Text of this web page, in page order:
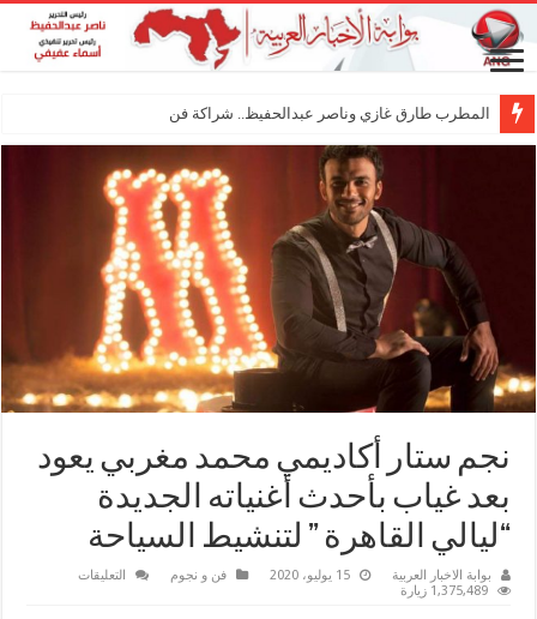
المطرب طارق غازي وناصر عبدالحفيظ.. شراكة فنية ترسم ملامح مس
نجم ستار أكاديمي محمد مغربي يعود
بعد غياب بأحدث أغنياته الجديدة
“ليالي القاهرة ” لتنشيط السياحة
بوابة الاخبار العربية 15 يوليو، 2020 فن و نجوم التعليقات
1,375,489 زيارة